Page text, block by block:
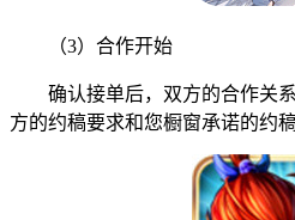
（3）合作开始
确认接单后，双方的合作关系
方的约稿要求和您橱窗承诺的约稿